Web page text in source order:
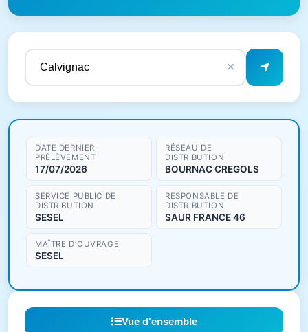
✕
Résultats de qualité de l'eau
DATE DERNIER
PRÉLÈVEMENT
17/07/2026
RÉSEAU DE
DISTRIBUTION
BOURNAC CREGOLS
SERVICE PUBLIC DE
DISTRIBUTION
SESEL
RESPONSABLE DE
DISTRIBUTION
SAUR FRANCE 46
MAÎTRE D'OUVRAGE
SESEL
Vue d'ensemble